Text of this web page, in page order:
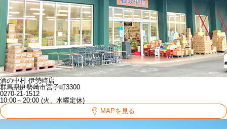
酒の中村 伊勢崎店
群馬県伊勢崎市宮子町3300
0270-21-1512
10:00～20:00 (火、水曜定休)
MAPを見る